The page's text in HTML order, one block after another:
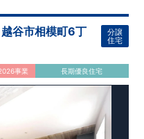
の主寝室は、仕切れる『主
備！​・一時的なごみ置き
に便利な『バルコニー水
暖房機』
谷市相模町6丁
分譲
住宅
事業 長期優良住宅